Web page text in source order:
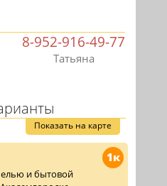
8-952-916-49-77
Татьяна
Показать на карте
1к
и бытовой